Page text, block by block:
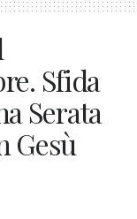
Sfida
Serata
Gesù